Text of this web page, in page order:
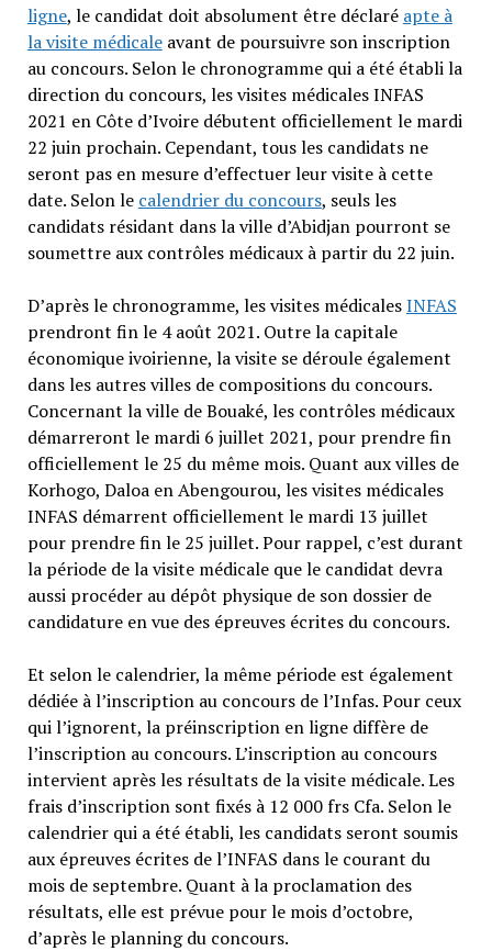
ligne, le candidat doit absolument être déclaré apte à
la visite médicaleavant de poursuivre son inscription
au concours. Selon le chronogramme qui a été établi la
direction du concours, les visites médicales INFAS
2021 en Côte d’Ivoire débutent officiellement le mardi
22 juin prochain. Cependant, tous les candidats ne
seront pas en mesure d’effectuer leur visite à cette
date. Selon le calendrier du concours, seuls les
candidats résidant dans la ville d’Abidjan pourront se
soumettre aux contrôles médicaux à partir du 22 juin.
D’après le chronogramme, les visites médicalesINFAS
prendront fin le 4 août 2021. Outre la capitale
économique ivoirienne, la visite se déroule également
dans les autres villes de compositions du concours.
Concernant la ville de Bouaké, les contrôles médicaux
démarreront le mardi 6 juillet 2021, pour prendre fin
officiellement le 25 du même mois. Quant aux villes de
Korhogo, Daloa en Abengourou, les visites médicales
INFAS démarrent officiellement le mardi 13 juillet
pour prendre fin le 25 juillet. Pour rappel, c’est durant
la période de la visite médicale que le candidat devra
aussi procéder au dépôt physique de son dossier de
candidature en vue des épreuves écrites du concours.
Et selon le calendrier, la même période est également
dédiée à l’inscription au concours de l’Infas. Pour ceux
qui l’ignorent, la préinscription en ligne diffère de
l’inscription au concours. L’inscription au concours
intervient après les résultats de la visite médicale. Les
frais d’inscription sont fixés à 12 000 frs Cfa. Selon le
calendrier qui a été établi, les candidats seront soumis
aux épreuves écrites de l’INFAS dans le courant du
mois de septembre. Quant à la proclamation des
résultats, elle est prévue pour le mois d’octobre,
d’après le planning du concours.